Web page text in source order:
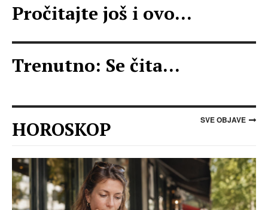
Pročitajte još i ovo...
Trenutno: Se čita...
HOROSKOP SVE OBJAVE